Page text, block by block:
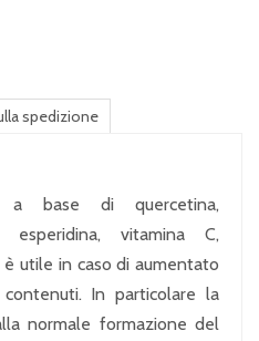
spedizione
a base di quercetina,
esperidina, vitamina C,
utile in caso di aumentato
In particolare la
normale formazione del